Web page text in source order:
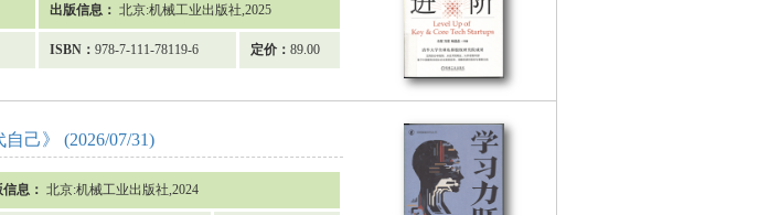
出版信息： 北京:机械工业出版社,2025
ISBN： 978-7-111-78119-6 定价： 89.00
己》 (2026/07/31)
息： 北京:机械工业出版社,2024